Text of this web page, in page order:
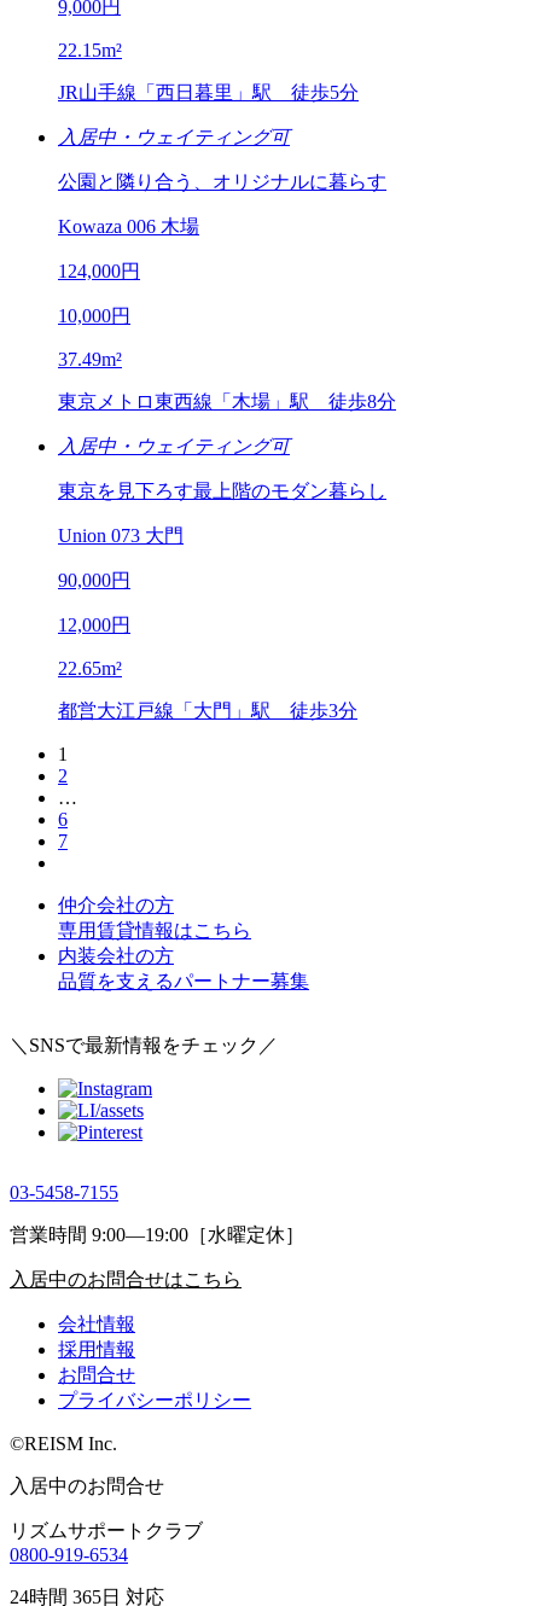
9,000円
22.15m²
JR山手線「西日暮里」駅 徒歩5分
入居中・ウェイティング可
公園と隣り合う、オリジナルに暮らす
Kowaza 006 木場
124,000円
10,000円
37.49m²
東京メトロ東西線「木場」駅 徒歩8分
入居中・ウェイティング可
東京を見下ろす最上階のモダン暮らし
Union 073 大門
90,000円
12,000円
22.65m²
都営大江戸線「大門」駅 徒歩3分
1
2
…
6
7
仲介会社の方
専用賃貸情報はこちら
内装会社の方
品質を支えるパートナー募集
＼SNSで最新情報をチェック／
03-5458-7155
営業時間 9:00―19:00［水曜定休］
入居中のお問合せはこちら
会社情報
採用情報
お問合せ
プライバシーポリシー
©REISM Inc.
入居中のお問合せ
リズムサポートクラブ
0800-919-6534
24時間 365日 対応